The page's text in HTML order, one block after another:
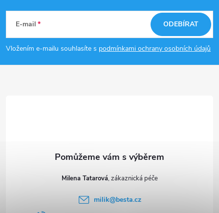
p
a
E-mail
Vložením e-mailu souhlasíte s podmínkami ochrany osobních údajů
ODEBÍRAT
Milena Tatarová
milik@besta.cz